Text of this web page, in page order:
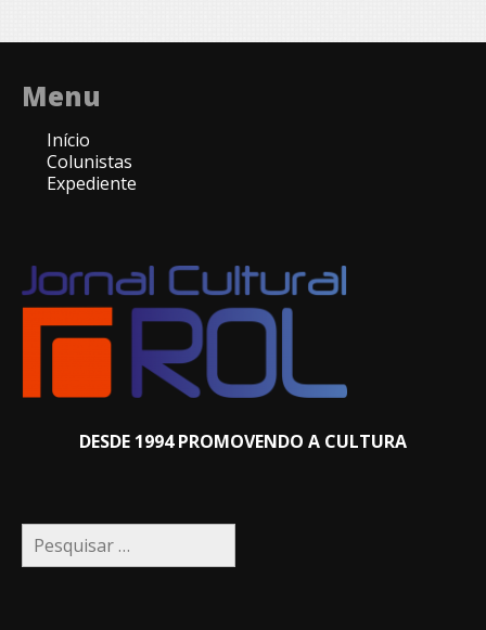
Menu
Início
Colunistas
Expediente
DESDE 1994 PROMOVENDO A CULTURA
Pesquisar
por: